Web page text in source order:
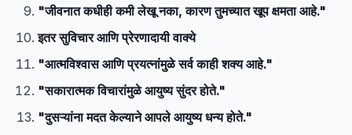
"जीवनात कधीही कमी लेखू नका, कारण तुमच्यात खूप क्षमता आहे."
इतर सुविचार आणि प्रेरणादायी वाक्ये
"आत्मविश्वास आणि प्रयत्नांमुळे सर्व काही शक्य आहे."
"सकारात्मक विचारांमुळे आयुष्य सुंदर होते."
"दुसऱ्यांना मदत केल्याने आपले आयुष्य धन्य होते."